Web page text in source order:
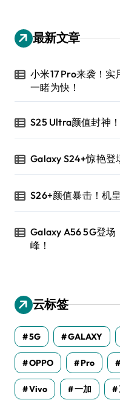
最新文章
小米17 Pro来袭！
一睹为快！
S25 Ultra颜值封神
Galaxy S24+惊艳登
S26+颜值暴击！机
Galaxy A56 5G登
峰！
云标签
5G GALAXY
OPPO Pro
Vivo 一加